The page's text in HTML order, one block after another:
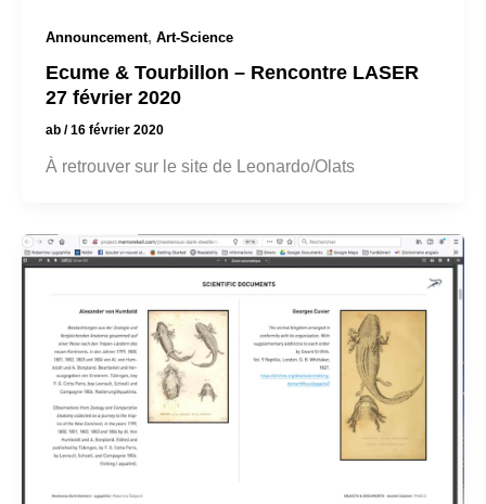
Announcement, Art-Science
Ecume & Tourbillon – Rencontre LASER
27 février 2020
ab /16 février 2020
À retrouver sur le site de Leonardo/Olats